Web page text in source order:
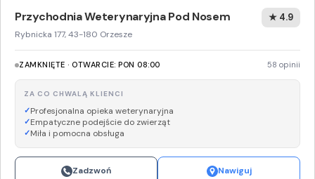
Przychodnia Weterynaryjna Pod Nosem
Rybnicka 177, 43-180 Orzesze
★ 4.9
ZAMKNIĘTE · OTWARCIE: PON 08:00 58 opinii
ZA CO CHWALĄ KLIENCI
Profesjonalna opieka weterynaryjna
Empatyczne podejście do zwierząt
Miła i pomocna obsługa
Zadzwoń Nawiguj